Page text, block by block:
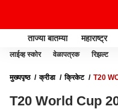
ताज्या बातम्या महाराष्ट्र
लाईव्ह स्कोर वेळापत्रक रिझल्ट
मुख्यपृष्ठ क्रीडा क्रिकेट
T20
T20 World Cup